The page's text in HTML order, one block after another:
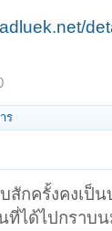
ร
สักครั้งคงเป็
ได้ไปกราบ